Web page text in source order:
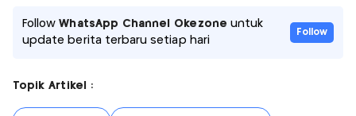
FollowWhatsApp Channel Okezone untuk
update berita terbaru setiap hari
Follow
Topik Artikel :